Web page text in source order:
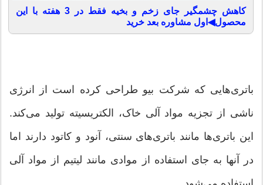
کاهش چشمگیر جای زخم و بخیه فقط در 3 هفته با این
محصول◀اول مشاوره بعد خرید
باتری‌هایی که شرکت بیو طراحی کرده است از انرژی
ناشی از تجزیه مواد آلی خاک، الکتریسیته تولید می‌کند.
این باتری‌ها مانند باتری‌های سنتی، آنود و کاتود دارند اما
در آنها به جای استفاده از موادی مانند لیتیم از مواد آلی